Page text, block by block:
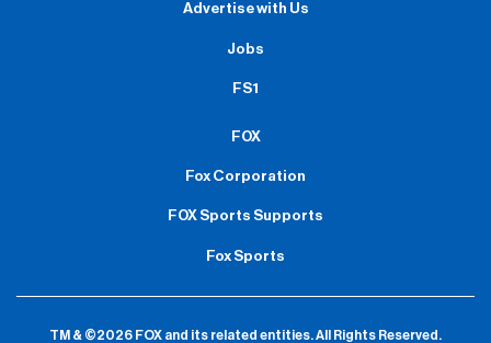
Advertise with Us
Jobs
FS1
FOX
Fox Corporation
FOX Sports Supports
Fox Sports
TM & ©2026 FOX and its related entities.All Rights Reserved.